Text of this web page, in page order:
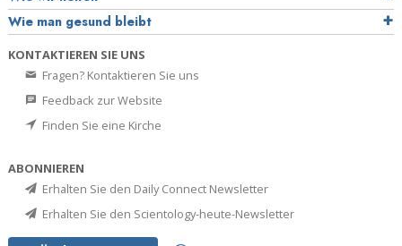
Wie man gesund bleibt
KONTAKTIEREN SIE UNS
Fragen? Kontaktieren Sie uns
Feedback zur Website
Finden Sie eine Kirche
ABONNIEREN
Erhalten Sie den Daily Connect Newsletter
Erhalten Sie den Scientology-heute-Newsletter